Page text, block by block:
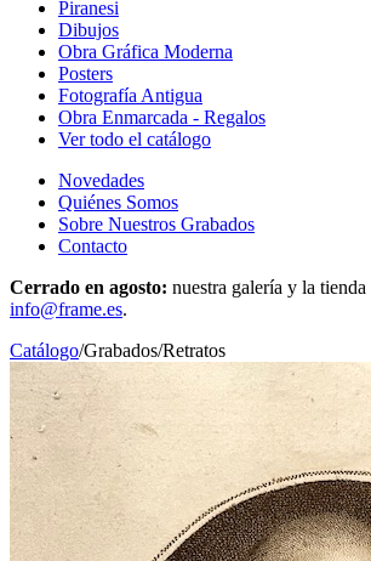
Piranesi
Dibujos
Obra Gráfica Moderna
Posters
Fotografía Antigua
Obra Enmarcada - Regalos
Ver todo el catálogo
Novedades
Quiénes Somos
Sobre Nuestros Grabados
Contacto
Cerrado en agosto: nuestra galería y la
info@frame.es.
Catálogo/Grabados/Retratos